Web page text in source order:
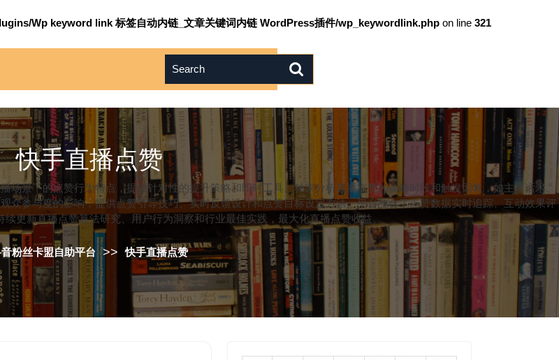
Wp keyword link 标签自动内链_文章关键词内链 WordPress插件/wp_keywordlink.php on line 321
快手直播点赞
景下的点赞行为特点，提供针对性的提升策略和即时工具。独家分析直播点赞的高峰时段和触发因素，如主播话术、
众参与度的影响，提供点赞引导技巧、实时反馈设计和点赞目标设定方法。平台整合了点赞数据实时追踪、互动效果评
更新直播点赞算法研究、用户行为洞察和行业最佳实践，最大化直播点赞收益。
粉丝卡盟自助平台 >> 快手直播点赞